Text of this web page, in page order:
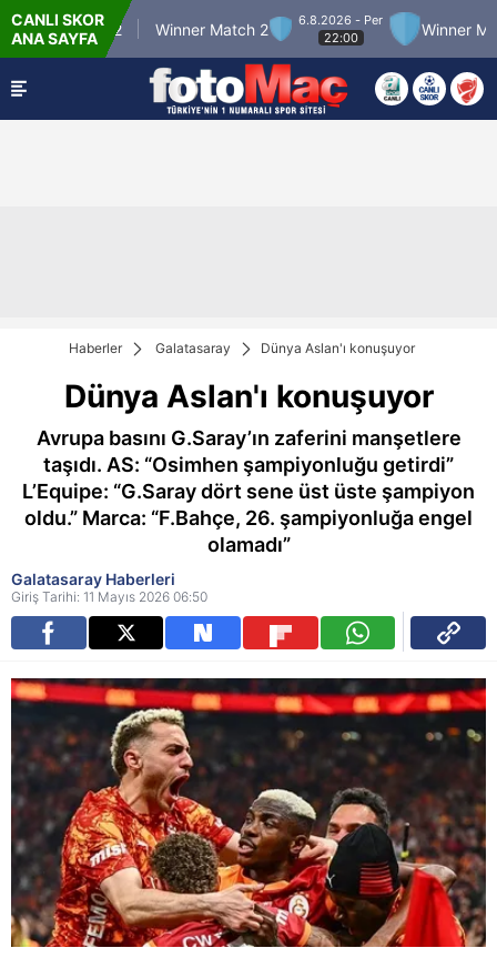
CANLI SKOR
ANA SAYFA
Match 12 Winner Match 2
6.8.2026 - Per
22:00
Winner
Haberler Galatasaray Dünya Aslan'ı konuşuyor
Dünya Aslan'ı konuşuyor
Avrupa basını G.Saray’ın zaferini manşetlere
taşıdı. AS: “Osimhen şampiyonluğu getirdi”
L’Equipe: “G.Saray dört sene üst üste şampiyon
oldu.” Marca: “F.Bahçe, 26. şampiyonluğa engel
olamadı”
Galatasaray Haberleri
Giriş Tarihi: 11 Mayıs 2026 06:50